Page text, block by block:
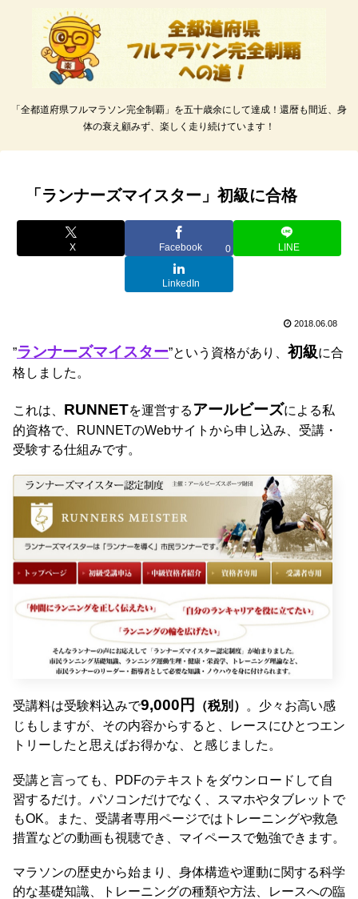
「全都道府県フルマラソン完全制覇」を五十歳余にして達成！還暦も間近、身
体の衰え顧みず、楽しく走り続けています！
「ランナーズマイスター」初級に合格
X Facebook 0 LINE
LinkedIn
2018.06.08
”ランナーズマイスター”という資格があり、 初級に合
格しました。
これは、 RUNNETを運営するアールビーズによる私
的資格で、RUNNETのWebサイトから申し込み、受講・
受験する仕組みです。
受講料は受験料込みで9,000円 （税別） 。少々お高い感
じもしますが、その内容からすると、レースにひとつエン
トリーしたと思えばお得かな、と感じました。
受講と言っても、PDFのテキストをダウンロードして自
習するだけ。パソコンだけでなく、スマホやタブレットで
もOK。また、受講者専用ページではトレーニングや救急
措置などの動画も視聴でき、マイペースで勉強できます。
マラソンの歴史から始まり、身体構造や運動に関する科学
的な基礎知識、トレーニングの種類や方法、レースへの臨